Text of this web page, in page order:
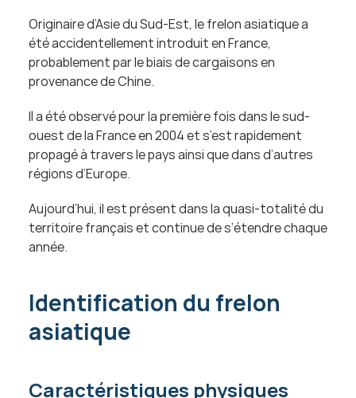
Originaire d’Asie du Sud-Est, le frelon asiatique a
été accidentellement introduit en France,
probablement par le biais de cargaisons en
provenance de Chine.
Il a été observé pour la première fois dans le sud-
ouest de la France en 2004 et s’est rapidement
propagé à travers le pays ainsi que dans d’autres
régions d’Europe.
Aujourd’hui, il est présent dans la quasi-totalité du
territoire français et continue de s’étendre chaque
année.
Identification du frelon
asiatique
Caractéristiques physiques